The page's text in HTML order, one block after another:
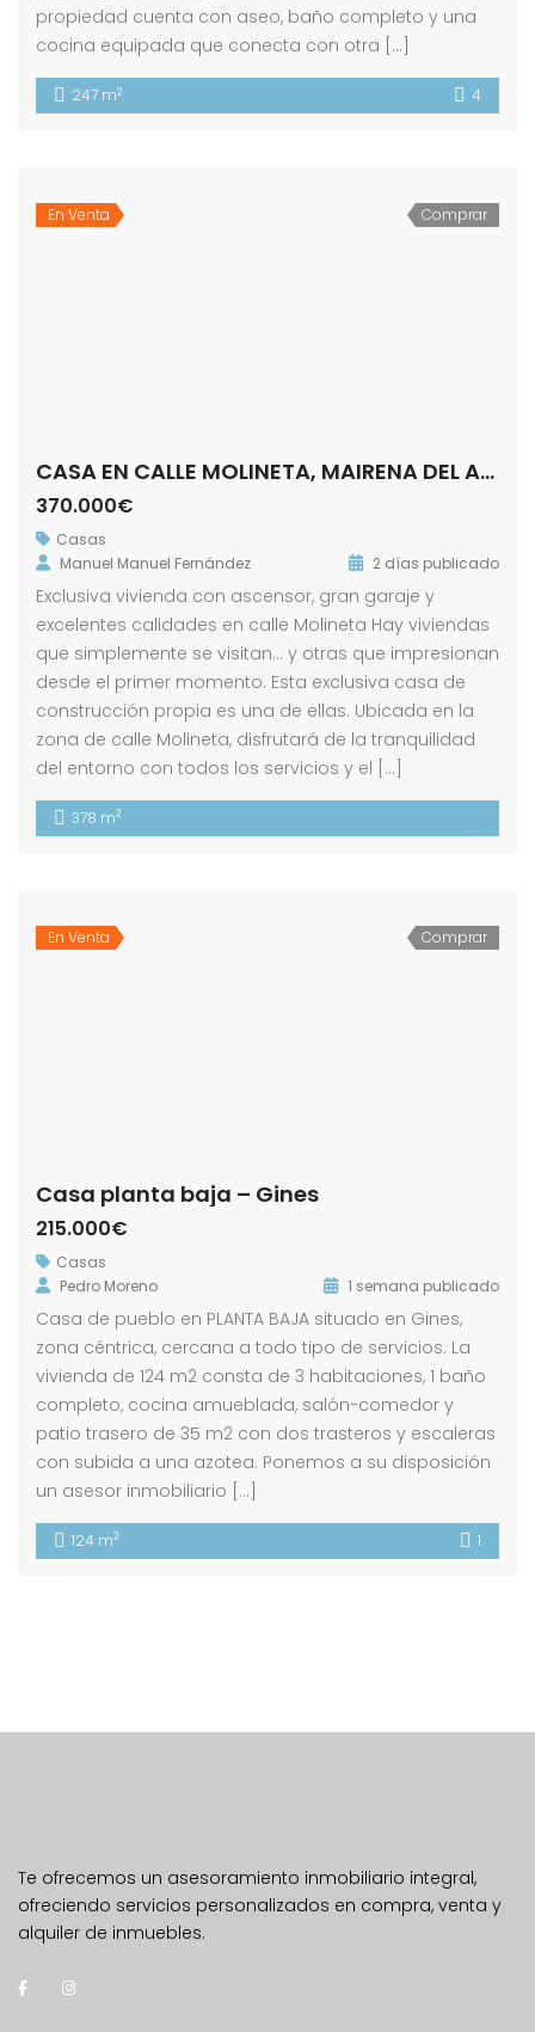
propiedad cuenta con aseo, baño completo y una
cocina equipada que conecta con otra […]
247 m2 4
En Venta Comprar
CASA EN CALLE MOLINETA, MAIRENA DEL ALCOR
370.000€
Casas
Manuel Manuel Fernández
2 días publicado
Exclusiva vivienda con ascensor, gran garaje y
excelentes calidades en calle Molineta Hay viviendas
que simplemente se visitan… y otras que impresionan
desde el primer momento. Esta exclusiva casa de
construcción propia es una de ellas. Ubicada en la
zona de calle Molineta, disfrutará de la tranquilidad
del entorno con todos los servicios y el […]
378 m2
En Venta Comprar
Casa planta baja – Gines
215.000€
Casas
Pedro Moreno
1 semana publicado
Casa de pueblo en PLANTA BAJA situado en Gines,
zona céntrica, cercana a todo tipo de servicios. La
vivienda de 124 m2 consta de 3 habitaciones, 1 baño
completo, cocina amueblada, salón-comedor y
patio trasero de 35 m2 con dos trasteros y escaleras
con subida a una azotea. Ponemos a su disposición
un asesor inmobiliario […]
124 m2 1
Te ofrecemos un asesoramiento inmobiliario integral,
ofreciendo servicios personalizados en compra, venta y
alquiler de inmuebles.